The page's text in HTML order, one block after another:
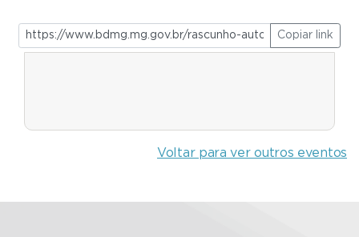
Copiar link
Voltar para ver outros eventos